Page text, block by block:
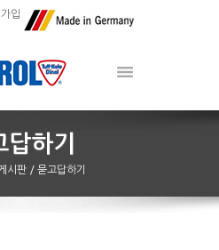
입
시판 / 묻고답하기